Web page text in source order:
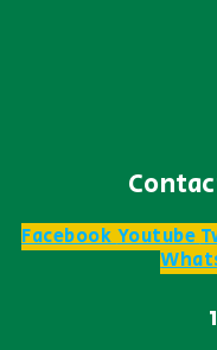
FacebookYoutube